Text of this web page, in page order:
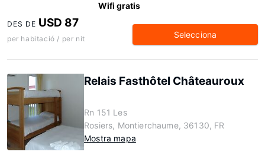
Wifi gratis
DES DE USD 87
per habitació / per nit Selecciona
Relais Fasthôtel Châteauroux
Rn 151 Les
Rosiers, Montierchaume, 36130, FR
Mostra mapa